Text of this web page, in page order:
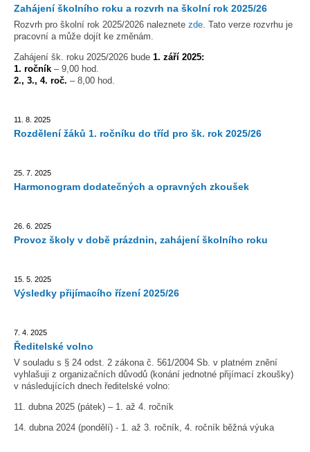
Zahájení školního roku a rozvrh na školní rok 2025/26
Rozvrh pro školní rok 2025/2026 naleznete zde. Tato verze rozvrhu je
pracovní a může dojít ke změnám.
Zahájení šk. roku 2025/2026 bude 1. září 2025:
1. ročník – 9,00 hod.
2., 3., 4. roč. – 8,00 hod.
11. 8. 2025
Rozdělení žáků 1. ročníku do tříd pro šk. rok 2025/26
25. 7. 2025
Harmonogram dodatečných a opravných zkoušek
26. 6. 2025
Provoz školy v době prázdnin, zahájení školního roku
15. 5. 2025
Výsledky přijímacího řízení 2025/26
7. 4. 2025
Ředitelské volno
V souladu s § 24 odst. 2 zákona č. 561/2004 Sb. v platném znění
vyhlašuji z organizačních důvodů (konání jednotné přijímací zkoušky)
v následujících dnech ředitelské volno:
11. dubna 2025 (pátek) – 1. až 4. ročník
14. dubna 2024 (pondělí) - 1. až 3. ročník, 4. ročník běžná výuka